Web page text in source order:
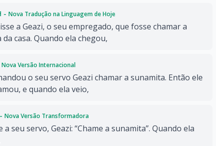
- Nova Tradução na Linguagem de Hoje
a Geazi, o seu empregado, que fosse chamar a
da casa. Quando ela chegou,
Nova Versão Internacional
o seu servo Geazi chamar a sunamita. Então ele
e quando ela veio,
Nova Versão Transformadora
a seu servo, Geazi: “Chame a sunamita”. Quando ela